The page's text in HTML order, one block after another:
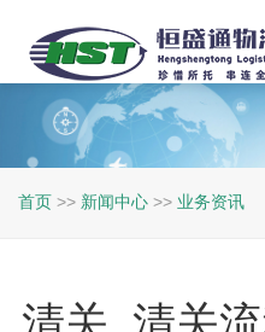
首页 >> 新闻中心 >> 业务资讯